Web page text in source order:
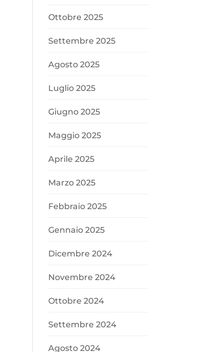
Ottobre 2025
Settembre 2025
Agosto 2025
Luglio 2025
Giugno 2025
Maggio 2025
Aprile 2025
Marzo 2025
Febbraio 2025
Gennaio 2025
Dicembre 2024
Novembre 2024
Ottobre 2024
Settembre 2024
Agosto 2024